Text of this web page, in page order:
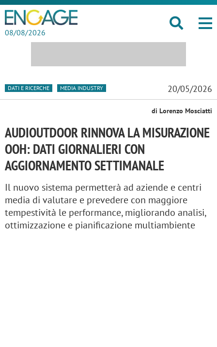
08/08/2026
DATI E RICERCHE MEDIA INDUSTRY 20/05/2026
di Lorenzo Mosciatti
AUDIOUTDOOR RINNOVA LA MISURAZIONE
OOH: DATI GIORNALIERI CON
AGGIORNAMENTO SETTIMANALE
Il nuovo sistema permetterà ad aziende e centri
media di valutare e prevedere con maggiore
tempestività le performance, migliorando analisi,
ottimizzazione e pianificazione multiambiente